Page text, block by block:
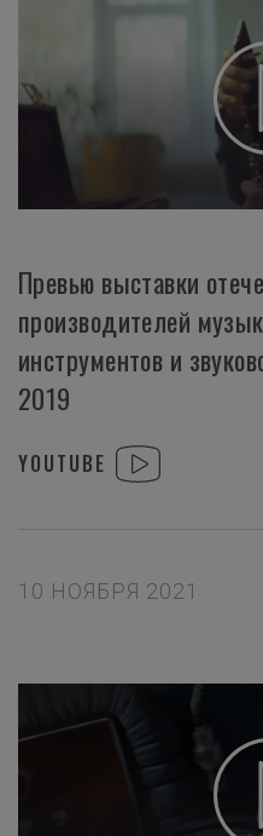
Превью выставки
производителей
инструментов и
2019
YOUTUBE
10 НОЯБРЯ 2021